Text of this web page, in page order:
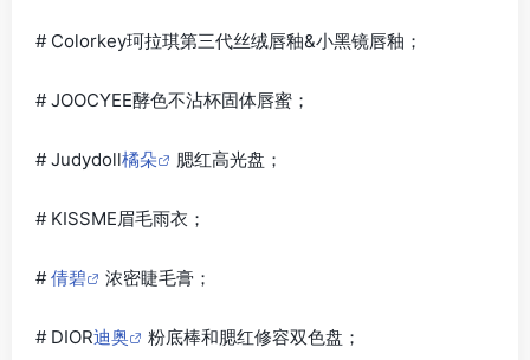
# Colorkey珂拉琪第三代丝绒唇釉&小黑镜唇釉；
# JOOCYEE酵色不沾杯固体唇蜜；
# Judydoll橘朵 腮红高光盘；
# KISSME眉毛雨衣；
#倩碧 浓密睫毛膏；
# DIOR迪奥 粉底棒和腮红修容双色盘；